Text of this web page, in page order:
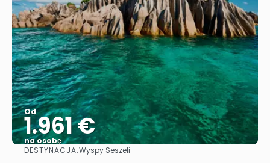
Od
1.961 €
na osobę
Zobacz
DESTYNACJA:Wyspy Seszeli